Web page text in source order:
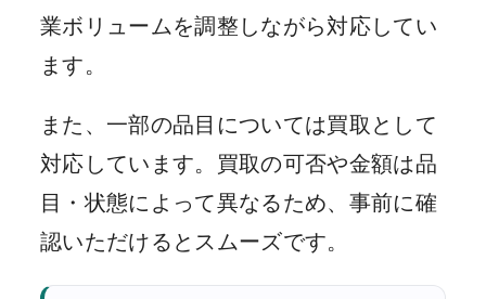
業ボリュームを調整しながら対応してい
ます。
また、一部の品目については買取として
対応しています。買取の可否や金額は品
目・状態によって異なるため、事前に確
認いただけるとスムーズです。